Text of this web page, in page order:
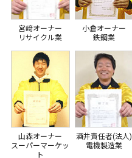
宮﨑オーナー
リサイクル業
小倉オーナー
鉄鋼業
山森オーナー
スーパーマーケッ
ト
酒井責任者(法人)
電機製造業